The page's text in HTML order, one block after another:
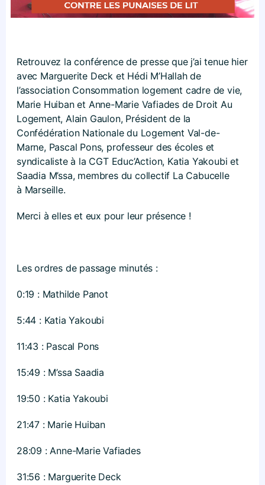
Retrouvez la conférence de presse que j’ai tenue hier
avec Marguerite Deck et Hédi M’Hallah de
l’association Consommation logement cadre de vie,
Marie Huiban et Anne-Marie Vafiades de Droit Au
Logement, Alain Gaulon, Président de la
Confédération Nationale du Logement Val-de-
Marne, Pascal Pons, professeur des écoles et
syndicaliste à la CGT Educ’Action, Katia Yakoubi et
Saadia M’ssa, membres du collectif La Cabucelle
à Marseille.
Merci à elles et eux pour leur présence !
Les ordres de passage minutés :
0:19 : Mathilde Panot
5:44 : Katia Yakoubi
11:43 : Pascal Pons
15:49 : M’ssa Saadia
19:50 : Katia Yakoubi
21:47 : Marie Huiban
28:09 : Anne-Marie Vafiades
31:56 : Marguerite Deck